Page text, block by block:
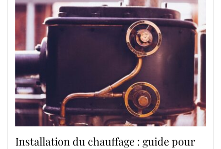
Installation du chauffage : guide pour